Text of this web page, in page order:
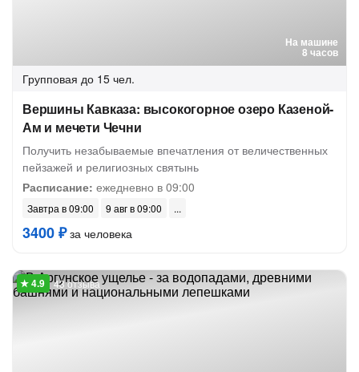
На машине
8 часов
Групповая до 15 чел.
Вершины Кавказа: высокогорное озеро Казеной-
Ам и мечети Чечни
Получить незабываемые впечатления от величественных
пейзажей и религиозных святынь
Расписание: ежедневно в 09:00
Завтра в 09:00 9 авг в 09:00
3400 ₽за человека
43 отзыва